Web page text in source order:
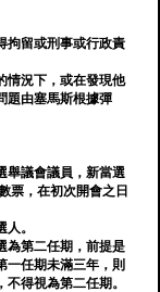
拘留或刑事或行政責
情況下，或在發現他
題由塞馬斯根據彈
舉議會議員，新當選
票，在初次開會之日
。
為第二任期，前提是
一任期未滿三年，則
得視為第二任期。